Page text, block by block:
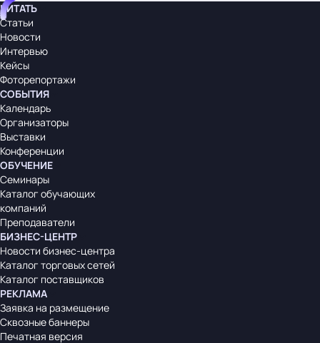
ЧИТАТЬ
Статьи
Новости
Интервью
Кейсы
Фоторепортажи
СОБЫТИЯ
Календарь
Организаторы
Выставки
Конференции
ОБУЧЕНИЕ
Семинары
Каталог обучающих
компаний
Преподаватели
БИЗНЕС-ЦЕНТР
Новости бизнес-центра
Каталог торговых сетей
Каталог поставщиков
РЕКЛАМА
Заявка на размещение
Сквозные баннеры
Печатная версия